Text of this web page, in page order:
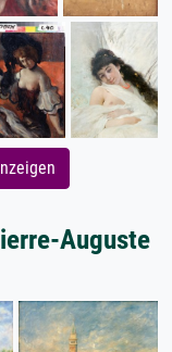
Auguste